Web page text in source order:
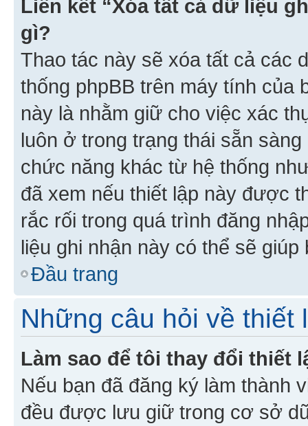
Liên kết “Xóa tất cả dữ liệu
gì?
Thao tác này sẽ xóa tất cả các
thống phpBB trên máy tính của
này là nhằm giữ cho việc xác
luôn ở trong trạng thái sẵn
chức năng khác từ hệ thống
đã xem nếu thiết lập này được
rắc rối trong quá trình đăng
liệu ghi nhận này có thể sẽ
Đầu trang
Những câu hỏi về thiết
Làm sao để tôi thay đổi thiết
Nếu bạn đã đăng ký làm thành
đều được lưu giữ trong cơ sở